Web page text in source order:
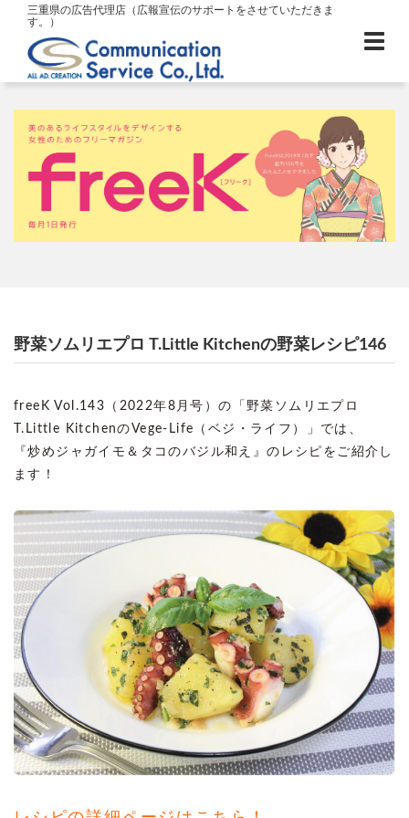
三重県の広告代理店（広報宣伝のサポートをさせていただきま
す。）
野菜ソムリエプロ T.Little Kitchenの野菜レシピ146
freeK Vol.143（2022年8月号）の「野菜ソムリエプロ
T.Little KitchenのVege-Life（ベジ・ライフ）」では、
『炒めジャガイモ＆タコのバジル和え』のレシピをご紹介し
ます！